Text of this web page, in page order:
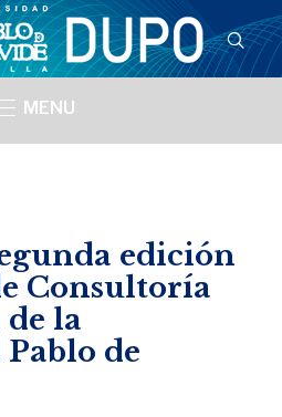
MENU
edición
Consultoría
la
de